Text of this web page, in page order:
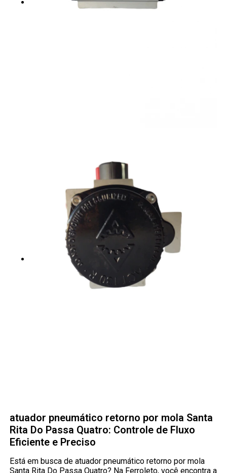
atuador pneumático retorno por mola Santa
Rita Do Passa Quatro: Controle de Fluxo
Eficiente e Preciso
Está em busca de atuador pneumático retorno por mola
Santa Rita Do Passa Quatro? Na Ferroleto, você encontra a